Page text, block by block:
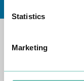
Statistics
Marketing